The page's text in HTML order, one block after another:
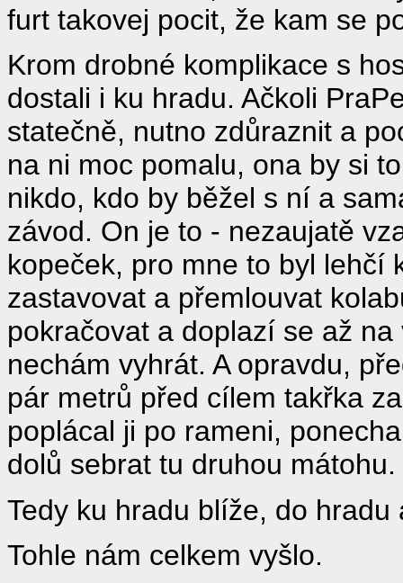
furt takovej pocit, že kam se
Krom drobné komplikace s
dostali i ku hradu. Ačkoli
statečně, nutno zdůraznit a
na ni moc pomalu, ona by si
nikdo, kdo by běžel s ní a
závod. On je to - nezaujatě
kopeček, pro mne to byl lehčí
zastavovat a přemlouvat
pokračovat a doplazí se až
nechám vyhrát. A opravdu,
pár metrů před cílem takřka
poplácal ji po rameni,
dolů sebrat tu druhou mátohu.
Tedy ku hradu blíže, do
Tohle nám celkem vyšlo.